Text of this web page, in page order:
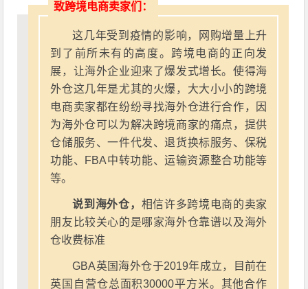
致跨境电商卖家们：
这几年受到疫情的影响，网购增量上升
到了前所未有的高度。跨境电商的正向发
展，让海外企业迎来了爆发式增长。使得海
外仓这几年是尤其的火爆，大大小小的跨境
电商卖家都在纷纷寻找海外仓进行合作，因
为海外仓可以为解决跨境商家的痛点，提供
仓储服务、一件代发、退货换标服务、保税
功能、FBA中转功能、运输资源整合功能等
等。
说到海外仓， 相信许多跨境电商的卖家
朋友比较关心的是哪家海外仓靠谱以及海外
仓收费标准
GBA英国海外仓于2019年成立，目前在
英国自营仓总面积30000平方米。其他合作